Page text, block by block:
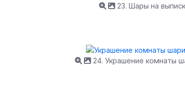
23. Шары на
24. Украшение комнаты